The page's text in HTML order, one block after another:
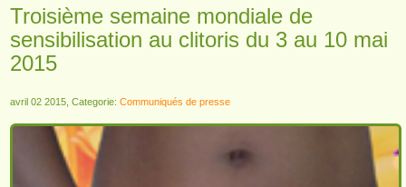
Troisième semaine mondiale de
sensibilisation au clitoris du 3 au 10 mai
2015
avril 02 2015, Categorie: Communiqués de presse